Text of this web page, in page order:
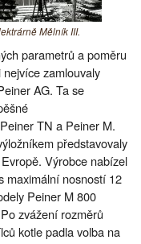
Mělník III.
parametrů a poměru
zamlouvaly
AG. Ta se
TN a Peiner M.
představovaly
Výrobce nabízel
maximální nosností 12
Peiner M 800
zvážení rozměrů
kotle padla volba na